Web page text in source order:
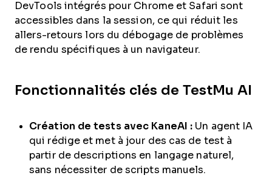
DevTools intégrés pour Chrome et Safari sont
accessibles dans la session, ce qui réduit les
allers-retours lors du débogage de problèmes
de rendu spécifiques à un navigateur.
Fonctionnalités clés de TestMu AI
Création de tests avec KaneAI : Un agent IA
qui rédige et met à jour des cas de test à
partir de descriptions en langage naturel,
sans nécessiter de scripts manuels.